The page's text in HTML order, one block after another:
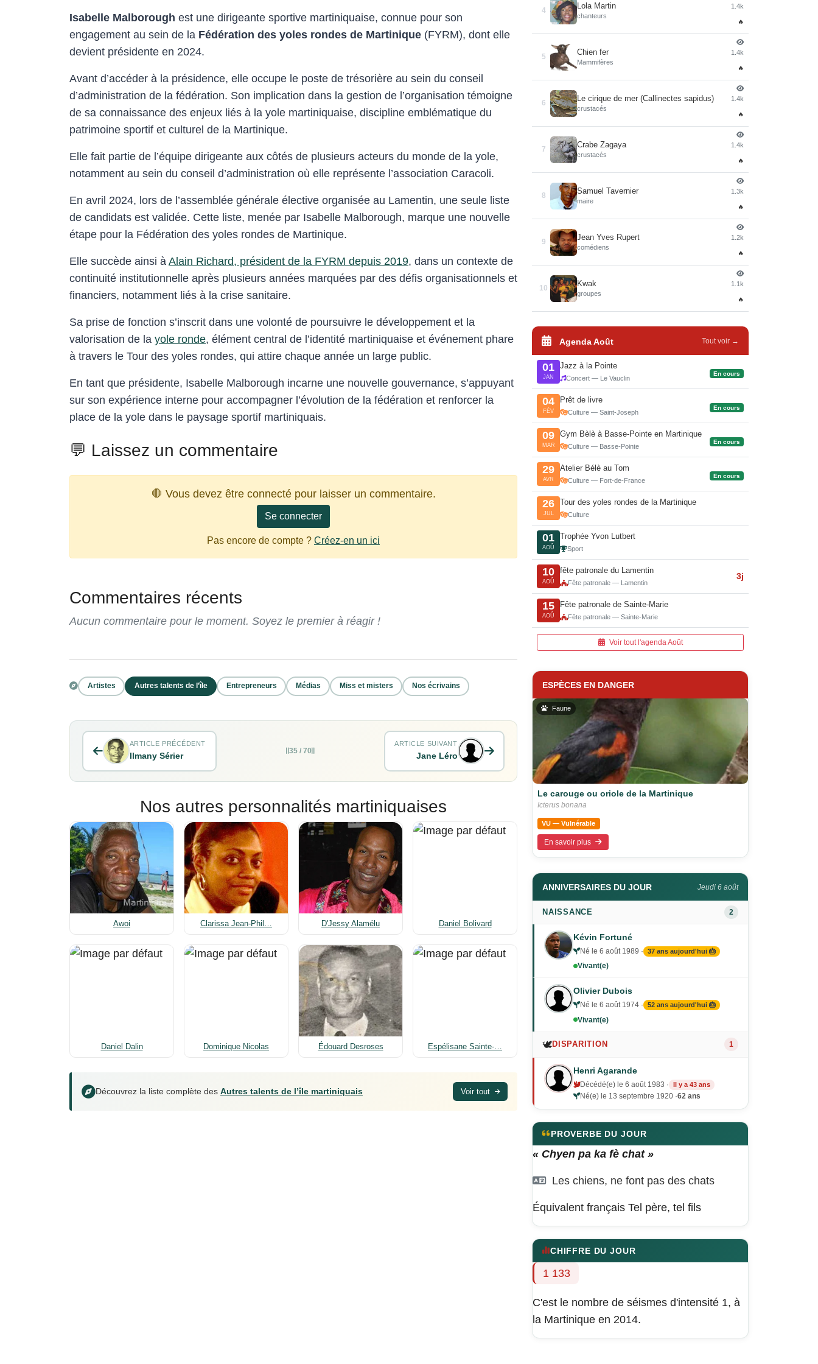
Isabelle Malborough est une dirigeante sportive martiniquaise, connue pour son
engagement au sein de la Fédération des yoles rondes de Martinique (FYRM), dont elle
devient présidente en 2024.
Avant d’accéder à la présidence, elle occupe le poste de trésorière au sein du conseil
d’administration de la fédération. Son implication dans la gestion de l’organisation témoigne
de sa connaissance des enjeux liés à la yole martiniquaise, discipline emblématique du
patrimoine sportif et culturel de la Martinique.
Elle fait partie de l’équipe dirigeante aux côtés de plusieurs acteurs du monde de la yole,
notamment au sein du conseil d’administration où elle représente l’association Caracoli.
En avril 2024, lors de l’assemblée générale élective organisée au Lamentin, une seule liste
de candidats est validée. Cette liste, menée par Isabelle Malborough, marque une nouvelle
étape pour la Fédération des yoles rondes de Martinique.
Elle succède ainsi à Alain Richard, président de la FYRM depuis 2019, dans un contexte de
continuité institutionnelle après plusieurs années marquées par des défis organisationnels et
financiers, notamment liés à la crise sanitaire.
Sa prise de fonction s’inscrit dans une volonté de poursuivre le développement et la
valorisation de la yole ronde, élément central de l’identité martiniquaise et événement phare
à travers le Tour des yoles rondes, qui attire chaque année un large public.
En tant que présidente, Isabelle Malborough incarne une nouvelle gouvernance, s’appuyant
sur son expérience interne pour accompagner l’évolution de la fédération et renforcer la
place de la yole dans le paysage sportif martiniquais.
💬 Laissez un commentaire
🛑 Vous devez être connecté pour laisser un commentaire.
Se connecter
Pas encore de compte ? Créez-en un ici
Commentaires récents
Aucun commentaire pour le moment. Soyez le premier à réagir !
Artistes Autres talents de l’île Entrepreneurs Médias Miss et misters Nos écrivains
ARTICLE PRÉCÉDENT
Ilmany Sérier
35 / 70
ARTICLE SUIVANT
Jane Léro
Nos autres personnalités martiniquaises
Awoi Clarissa Jean-Phil… D'Jessy Alamélu Daniel Bolivard
Daniel Dalin Dominique Nicolas Édouard Desroses Espélisane Sainte-…
Découvrez la liste complète des Autres talents de l’île martiniquais Voir tout
4
Lola Martin
chanteurs
1.4k
🔥
5
Chien fer
Mammifères
1.4k
🔥
6
Le cirique de mer (Callinectes sapidus)
crustacés
1.4k
🔥
7
Crabe Zagaya
crustacés
1.4k
🔥
8
Samuel Tavernier
maire
1.3k
🔥
9
Jean Yves Rupert
comédiens
1.2k
🔥
10
Kwak
groupes
1.1k
🔥
Agenda Août Tout voir →
01
JAN
Jazz à la Pointe
Concert — Le Vauclin
En cours
04
FÉV
Prêt de livre
Culture — Saint-Joseph
En cours
09
MAR
Gym Bèlè à Basse-Pointe en Martinique
Culture — Basse-Pointe
En cours
29
AVR
Atelier Bélè au Tom
Culture — Fort-de-France
En cours
26
JUL
Tour des yoles rondes de la Martinique
Culture
01
AOÛ
Trophée Yvon Lutbert
Sport
10
AOÛ
fête patronale du Lamentin
Fête patronale — Lamentin
3j
15
AOÛ
Fête patronale de Sainte-Marie
Fête patronale — Sainte-Marie
Voir tout l'agenda Août
ESPÈCES EN DANGER
Faune
Le carouge ou oriole de la Martinique
Icterus bonana
VU — Vulnérable
En savoir plus
ANNIVERSAIRES DU JOUR Jeudi 6 août
NAISSANCE 2
Kévin Fortuné
Né le 6 août 1989 · 37 ans aujourd'hui 🎂
Vivant(e)
Olivier Dubois
Né le 6 août 1974 · 52 ans aujourd'hui 🎂
Vivant(e)
🕊️DISPARITION 1
Henri Agarande
Décédé(e) le 6 août 1983 · Il y a 43 ans
Né(e) le 13 septembre 1920 ·62 ans
PROVERBE DU JOUR
« Chyen pa ka fè chat »
Les chiens, ne font pas des chats
Équivalent français Tel père, tel fils
CHIFFRE DU JOUR
1 133
C'est le nombre de séismes d'intensité 1, à
la Martinique en 2014.